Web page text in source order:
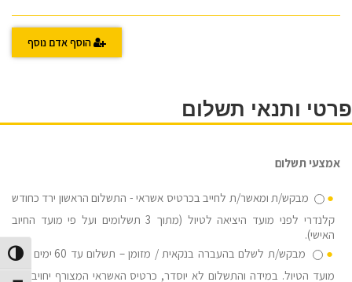
הוסף אדם נוסף
פרטי ותנאי תשלום
אמצעי תשלום
מבקש/ת ומאשר/ת לחייב בכרטיס אשראי - התשלום הראשון ירד כחודש
קלנדרי לפני מועד היציאה לטיול (מתוך 3 תשלומים ועל פי מועד החיוב
האישי).
מבקש/ת לשלם בהעברה בנקאית / מזומן – תשלום עד 60 ימים לפני